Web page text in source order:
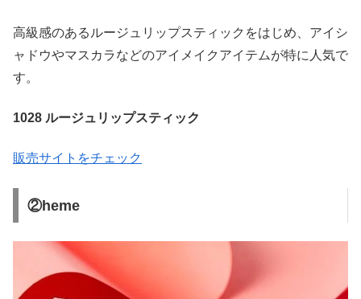
高級感のあるルージュリップスティックをはじめ、アイシ
ャドウやマスカラなどのアイメイクアイテムが特に人気で
す。
1028 ルージュリップスティック
販売サイトをチェック
②heme